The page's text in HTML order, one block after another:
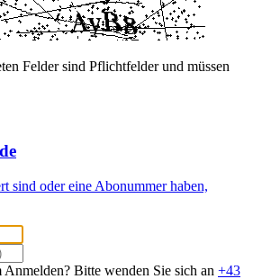
Felder sind Pflichtfelder und müssen
sind oder eine Abonummer haben,
Anmelden? Bitte wenden Sie sich an +43